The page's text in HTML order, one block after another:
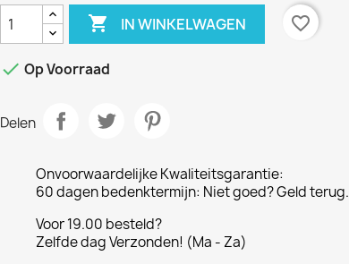
 IN WINKELWAGEN favorite_border
 Op Voorraad
Delen
Onvoorwaardelijke Kwaliteitsgarantie:
60 dagen bedenktermijn: Niet goed? Geld terug.
Voor 19.00 besteld?
Zelfde dag Verzonden! (Ma - Za)